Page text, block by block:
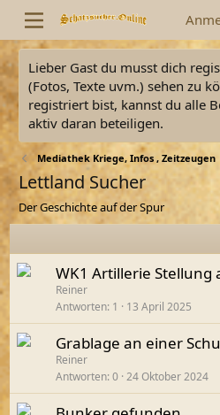
Lieber Gast du musst dich
(Fotos, Texte uvm.) sehen zu
registriert bist, kannst du alle
aktiv daran beteiligen.
Mediathek Kriege, Infos , Zeitzeugen
Lettland Sucher
Der Geschichte auf der Spur
WK1 Artillerie Stellung
Reiner
Antworten 1 13 April 2025
Grablage an einer
Reiner
Antworten 0 24 Oktober 2024